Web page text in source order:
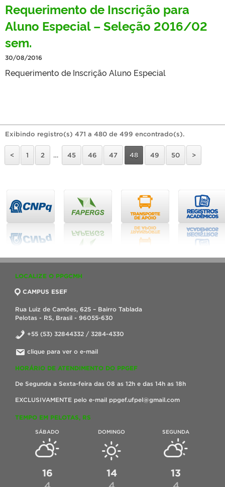
Requerimento de Inscrição para
Aluno Especial – Seleção 2016/02
sem.
30/08/2016
Requerimento de Inscrição Aluno Especial
Exibindo registro(s) 471 a 480 de 499 encontrado(s).
< 1 2 … 45 46 47 48 49 50 >
LOCALIZE O PPGCMH
CAMPUS ESEF
Rua Luiz de Camões, 625 – Bairro Tablada
Pelotas - RS, Brasil - 96055-630
+55 (53) 32844332 / 3284-4330
clique para ver o e-mail
HORÁRIO DE ATENDIMENTO DO PPGEF
De Segunda a Sexta-feira das 08 as 12h e das 14h as 18h
EXCLUSIVAMENTE pelo e-mail ppgef.ufpel@gmail.com
TEMPO EM PELOTAS, RS
SÁBADO
16
DOMINGO
14
SEGUNDA
13